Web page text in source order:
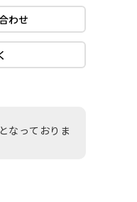
わせ
なっておりま